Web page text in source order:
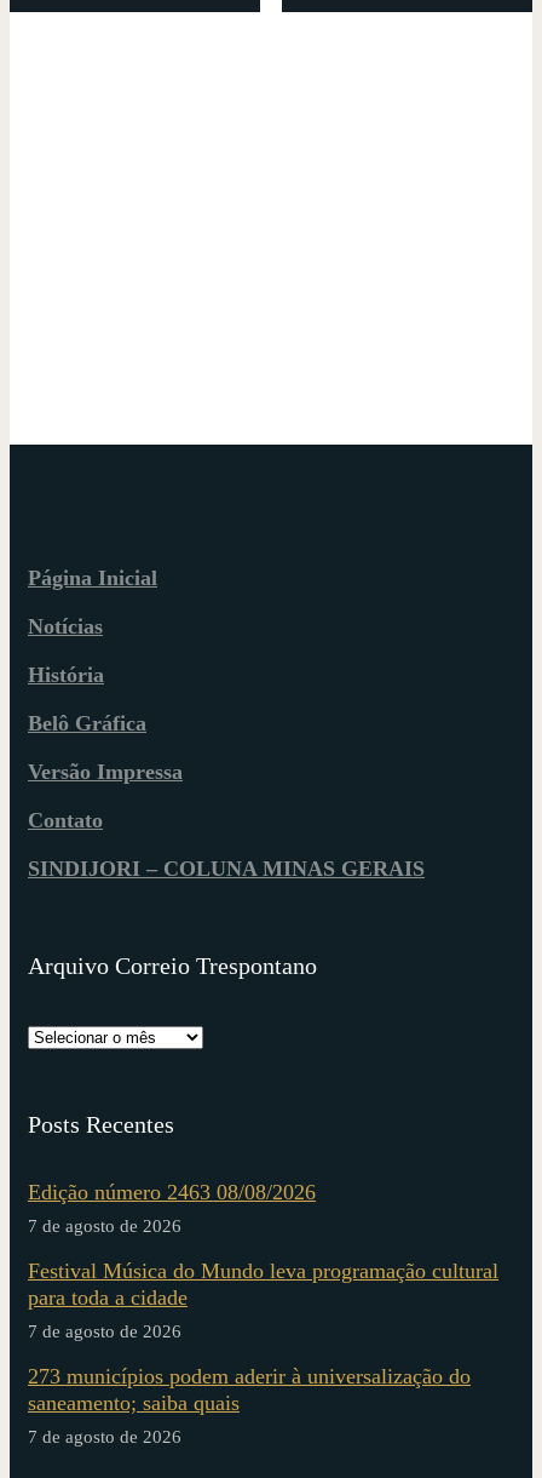
Página Inicial
Notícias
História
Belô Gráfica
Versão Impressa
Contato
SINDIJORI – COLUNA MINAS GERAIS
Arquivo Correio Trespontano
Posts Recentes
Edição número 2463 08/08/2026
7 de agosto de 2026
Festival Música do Mundo leva programação cultural
para toda a cidade
7 de agosto de 2026
273 municípios podem aderir à universalização do
saneamento; saiba quais
7 de agosto de 2026